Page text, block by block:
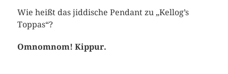
Wie heißt das jiddische Pendant zu „Kellog’s
Toppas“?
Omnomnom! Kippur.